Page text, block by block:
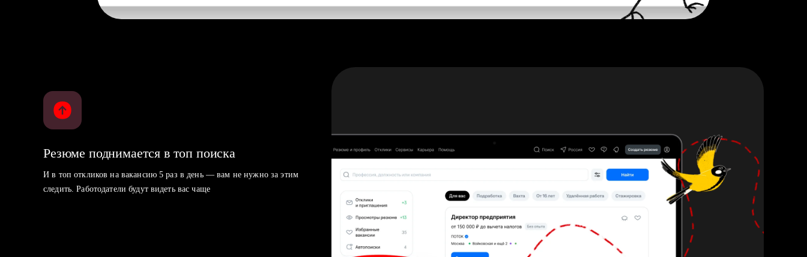
Резюме поднимается в топ поиска
И в топ откликов на вакансию 5 раз в день — вам не нужно за этим
следить. Работодатели будут видеть вас чаще